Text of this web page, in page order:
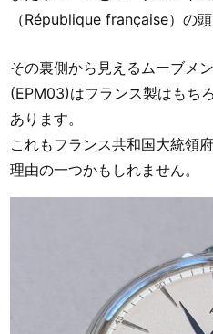
（République française）の
その裏側から見えるムーブメ
(EPM03)はフランス製はもち
あります。
これもフランス共和国大統領
理由の一つかもしれません。